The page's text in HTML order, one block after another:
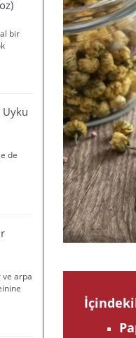
bir
Uyku
de
ve arpa